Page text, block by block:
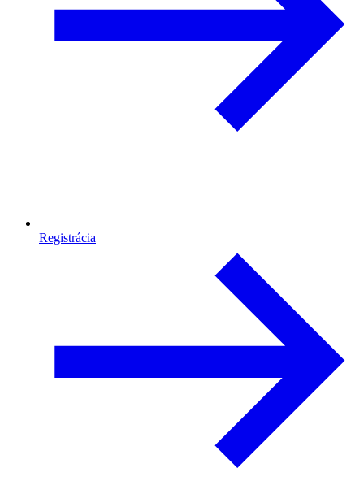
Registrácia